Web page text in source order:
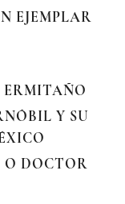
EJEMPLAR
Y SU
O DOCTOR